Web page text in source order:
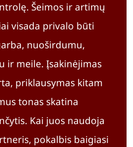
Šeimos ir artimų
visada privalo būti
nuoširdumu,
ir meile. Įsakinėjimas
priklausymas kitam
tonas skatina
Kai juos naudoja
pokalbis baigiasi